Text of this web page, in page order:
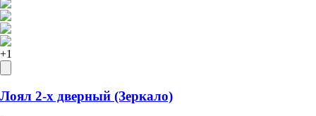
+1
Лоял 2-х дверный (Зеркало)